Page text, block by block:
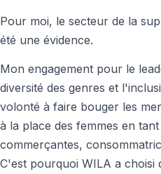
Pour moi, le secteur de la
été une évidence.
Mon engagement pour le
diversité des genres et
volonté à faire bouger les
à la place des femmes en
commerçantes,
C'est pourquoi WILA a choisi